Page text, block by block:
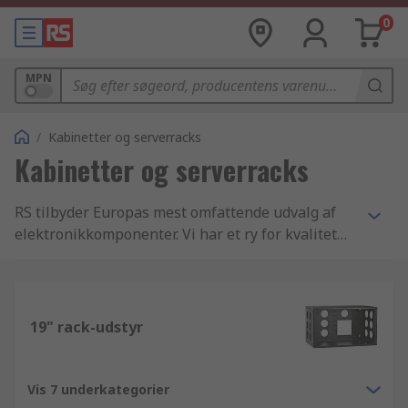
0
MPN
/ Kabinetter og serverracks
Kabinetter og serverracks
RS tilbyder Europas mest omfattende udvalg af
elektronikkomponenter. Vi har et ry for kvalitet
hundredtusindvis af andre varer i vores database
imødekommer vi branchens højeste standarder
produktkvalitet. Når du bliver virksomhedskunde
19" rack-udstyr
Vis 7 underkategorier